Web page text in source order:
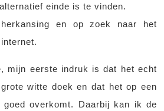
einde is te vinden.
en op zoek naar het
mijn eerste indruk is dat het echt
witte doek en dat het op een
overkomt. Daarbij kan ik de